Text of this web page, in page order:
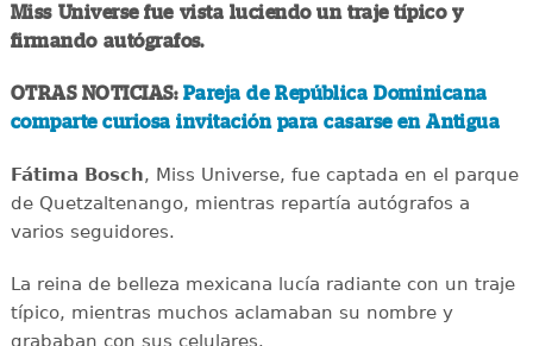
Miss Universe fue vista luciendo un traje típico y
firmando autógrafos.
OTRAS NOTICIAS: Pareja de República Dominicana
comparte curiosa invitación para casarse en Antigua
Fátima Bosch, Miss Universe, fue captada en el parque
de Quetzaltenango, mientras repartía autógrafos a
varios seguidores.
La reina de belleza mexicana lucía radiante con un traje
típico, mientras muchos aclamaban su nombre y
grababan con sus celulares.